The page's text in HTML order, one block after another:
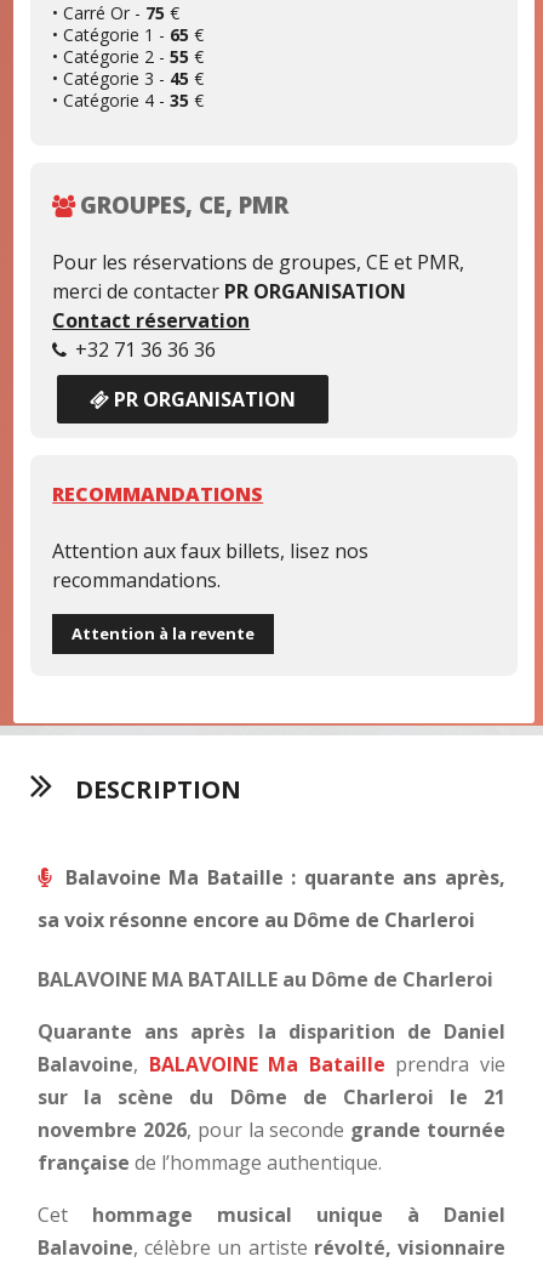
• Carré Or - 75 €
• Catégorie 1 - 65 €
• Catégorie 2 -55 €
• Catégorie 3 - 45 €
• Catégorie 4 -35 €
GROUPES, CE, PMR
Pour les réservations de groupes, CE et PMR,
merci de contacter PR ORGANISATION
Contact réservation
+32 71 36 36 36
PR ORGANISATION
RECOMMANDATIONS
Attention aux faux billets, lisez nos
recommandations.
Attention à la revente
DESCRIPTION
Balavoine Ma Bataille : quarante ans après,
sa voix résonne encore au Dôme de Charleroi
BALAVOINE MA BATAILLE au Dôme de Charleroi
Quarante ans après la disparition de Daniel
Balavoine, BALAVOINE Ma Bataille prendra vie
sur la scène du Dôme de Charleroi le 21
novembre 2026, pour la seconde grande tournée
française de l’hommage authentique.
Cet hommage musical unique à Daniel
Balavoine, célèbre un artiste révolté, visionnaire